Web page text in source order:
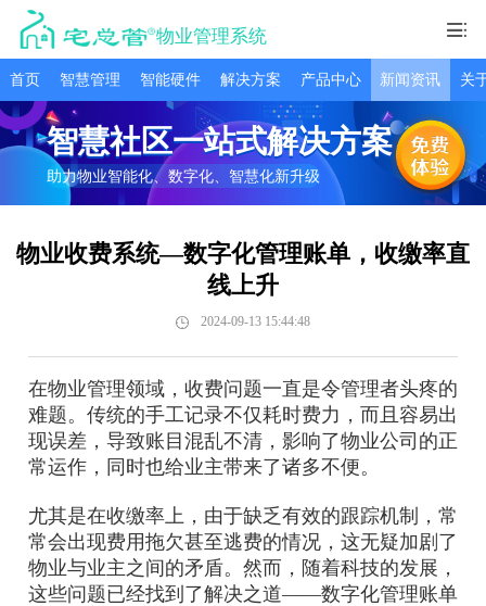
物业管理系统
首页 智慧管理 智能硬件 解决方案 产品中心 新闻资讯 关
智慧社区一站式解决方案
助力物业智能化、数字化、智慧化新升级
物业收费系统—数字化管理账单，收缴率直
线上升
2024-09-13 15:44:48
在物业管理领域，收费问题一直是令管理者头疼的
难题。传统的手工记录不仅耗时费力，而且容易出
现误差，导致账目混乱不清，影响了物业公司的正
常运作，同时也给业主带来了诸多不便。
尤其是在收缴率上，由于缺乏有效的跟踪机制，常
常会出现费用拖欠甚至逃费的情况，这无疑加剧了
物业与业主之间的矛盾。然而，随着科技的发展，
这些问题已经找到了解决之道——数字化管理账单